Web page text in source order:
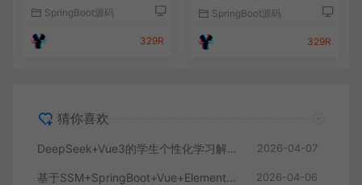
SpringBoot源码
329R
SpringBoot源码
329R
猜你喜欢
DeepSeek+Vue3的学生个性化学习解答AI系统 2026-04-07
基于SSM+SpringBoot+Vue+ElementPlus的聊天im系统 2026-04-06